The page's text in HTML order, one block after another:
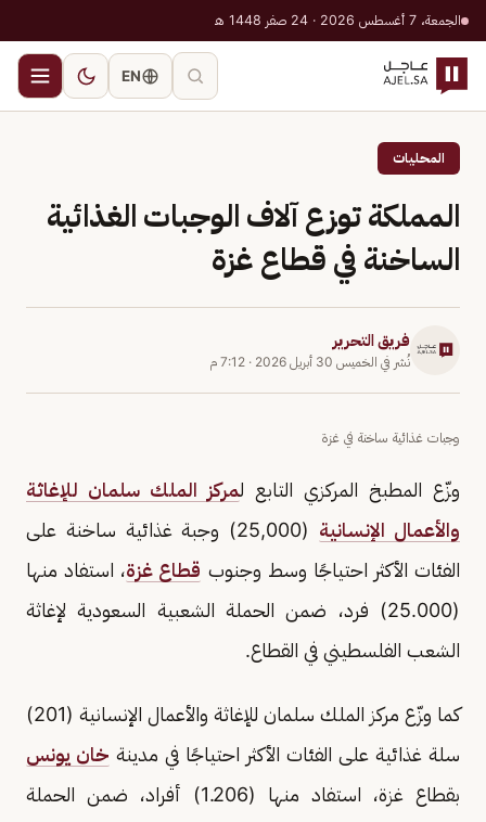
الجمعة، 7 أغسطس 2026 · 24 صفر 1448 هـ
EN
المحليات
المملكة توزع آلاف الوجبات الغذائية
الساخنة في قطاع غزة
فريق التحرير
نُشر في الخميس 30 أبريل 2026 · 7:12 م
وجبات غذائية ساخنة في غزة
وزّع المطبخ المركزي التابع لمركز الملك سلمان للإغاثة
والأعمال الإنسانية
(25,000) وجبة غذائية ساخنة على
الفئات الأكثر احتياجًا وسط وجنوب قطاع غزة، استفاد منها
(25.000) فرد، ضمن الحملة الشعبية السعودية لإغاثة
الشعب الفلسطيني في القطاع.
كما وزّع مركز الملك سلمان للإغاثة والأعمال الإنسانية (201)
سلة غذائية على الفئات الأكثر احتياجًا في مدينة خان يونس
بقطاع غزة، استفاد منها (1.206) أفراد، ضمن الحملة